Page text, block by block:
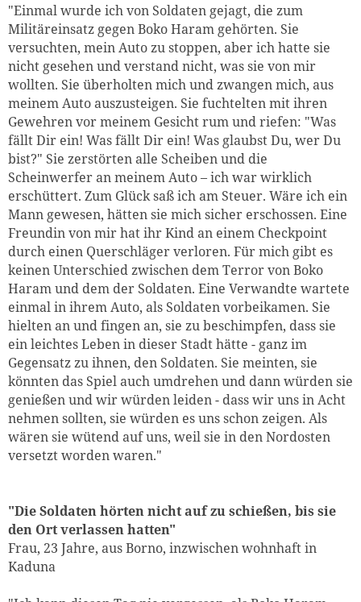
"Einmal wurde ich von Soldaten gejagt, die zum
Militäreinsatz gegen Boko Haram gehörten. Sie
versuchten, mein Auto zu stoppen, aber ich hatte sie
nicht gesehen und verstand nicht, was sie von mir
wollten. Sie überholten mich und zwangen mich, aus
meinem Auto auszusteigen. Sie fuchtelten mit ihren
Gewehren vor meinem Gesicht rum und riefen: "Was
fällt Dir ein! Was fällt Dir ein! Was glaubst Du, wer Du
bist?" Sie zerstörten alle Scheiben und die
Scheinwerfer an meinem Auto – ich war wirklich
erschüttert. Zum Glück saß ich am Steuer. Wäre ich ein
Mann gewesen, hätten sie mich sicher erschossen. Eine
Freundin von mir hat ihr Kind an einem Checkpoint
durch einen Querschläger verloren. Für mich gibt es
keinen Unterschied zwischen dem Terror von Boko
Haram und dem der Soldaten. Eine Verwandte wartete
einmal in ihrem Auto, als Soldaten vorbeikamen. Sie
hielten an und fingen an, sie zu beschimpfen, dass sie
ein leichtes Leben in dieser Stadt hätte - ganz im
Gegensatz zu ihnen, den Soldaten. Sie meinten, sie
könnten das Spiel auch umdrehen und dann würden sie
genießen und wir würden leiden - dass wir uns in Acht
nehmen sollten, sie würden es uns schon zeigen. Als
wären sie wütend auf uns, weil sie in den Nordosten
versetzt worden waren."
"Die Soldaten hörten nicht auf zu schießen, bis sie
den Ort verlassen hatten"
Frau, 23 Jahre, aus Borno, inzwischen wohnhaft in
Kaduna